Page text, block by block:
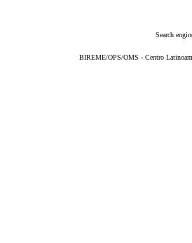
Search
BIREME/OPS/OMS - Centro